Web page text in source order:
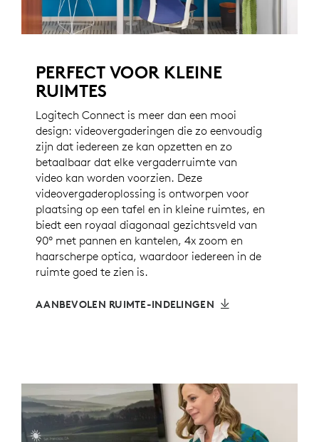
PERFECT VOOR KLEINE
RUIMTES
Logitech Connect is meer dan een mooi
design: videovergaderingen die zo eenvoudig
zijn dat iedereen ze kan opzetten en zo
betaalbaar dat elke vergaderruimte van
video kan worden voorzien. Deze
videovergaderoplossing is ontworpen voor
plaatsing op een tafel en in kleine ruimtes, en
biedt een royaal diagonaal gezichtsveld van
90° met pannen en kantelen, 4x zoom en
haarscherpe optica, waardoor iedereen in de
ruimte goed te zien is.
AANBEVOLEN RUIMTE-INDELINGEN